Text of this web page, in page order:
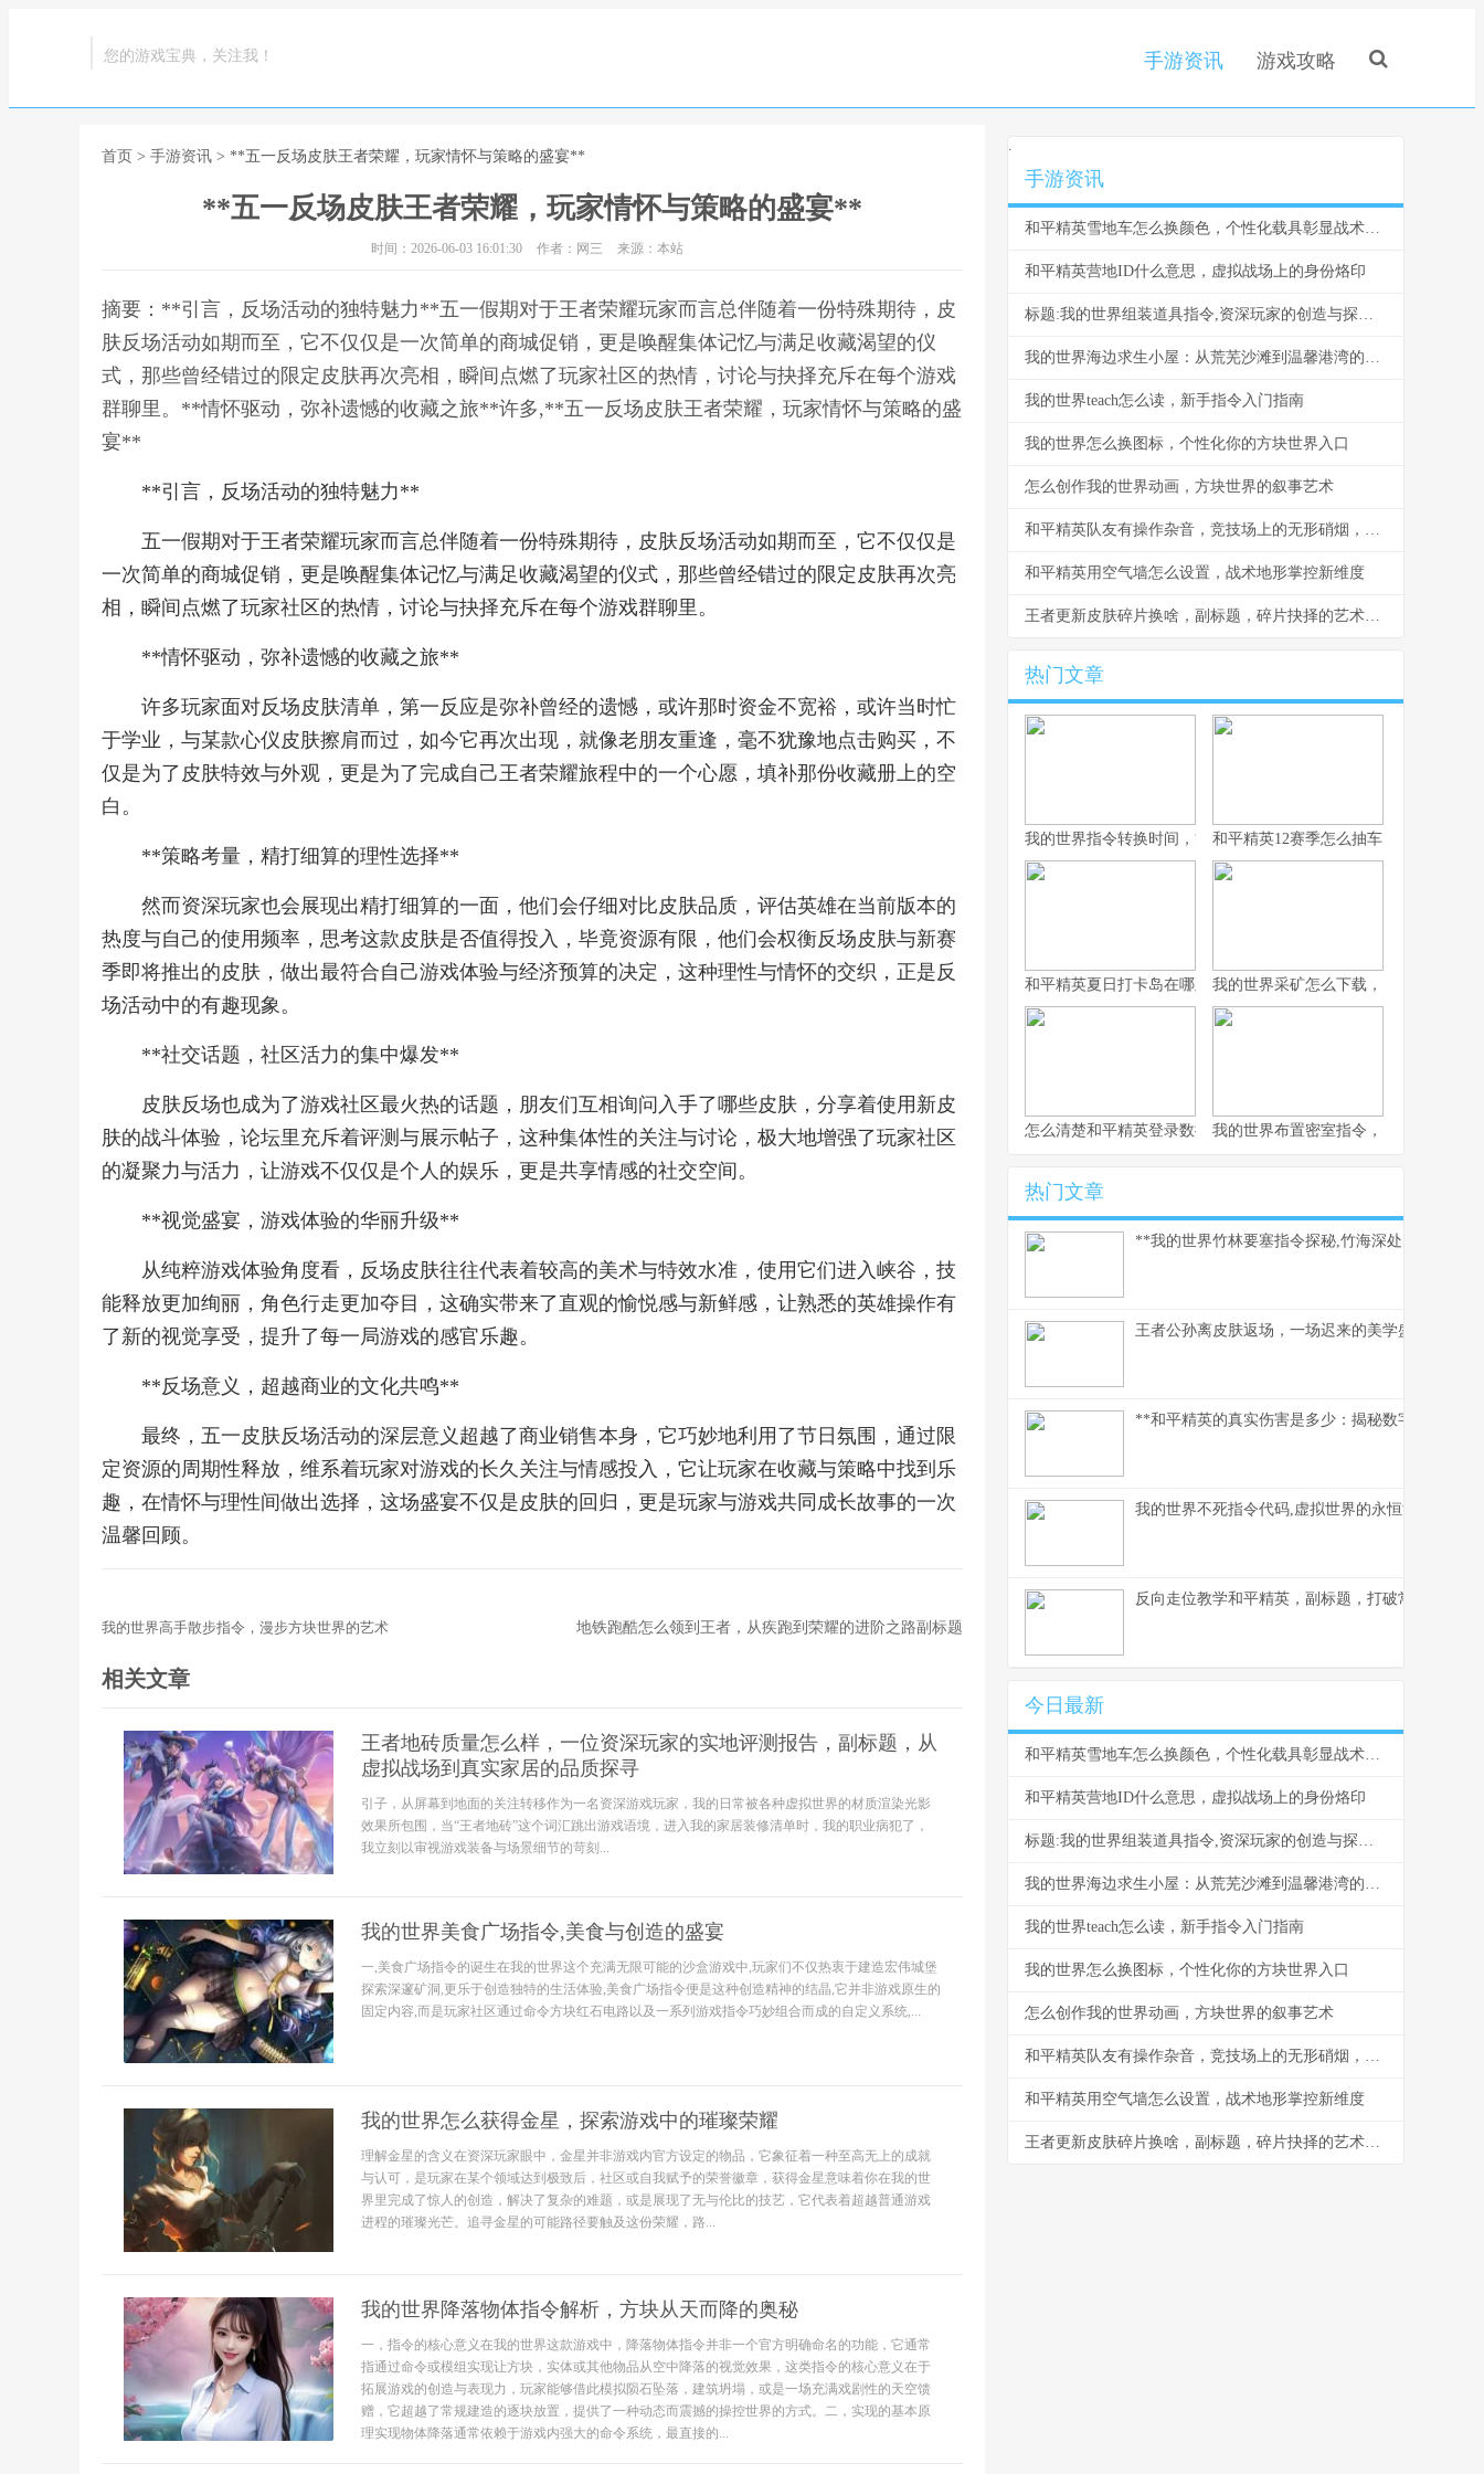
您的游戏宝典，关注我！ 手游资讯 游戏攻略
首页 > 手游资讯 > **五一反场皮肤王者荣耀，玩家情怀与策略的盛宴**
**五一反场皮肤王者荣耀，玩家情怀与策略的盛宴**
时间：2026-06-03 16:01:30 作者：网三 来源：本站
摘要：**引言，反场活动的独特魅力**五一假期对于王者荣耀玩家而言总伴随着一份特殊期待，皮
肤反场活动如期而至，它不仅仅是一次简单的商城促销，更是唤醒集体记忆与满足收藏渴望的仪
式，那些曾经错过的限定皮肤再次亮相，瞬间点燃了玩家社区的热情，讨论与抉择充斥在每个游戏
群聊里。**情怀驱动，弥补遗憾的收藏之旅**许多,**五一反场皮肤王者荣耀，玩家情怀与策略的盛
宴**
**引言，反场活动的独特魅力**
五一假期对于王者荣耀玩家而言总伴随着一份特殊期待，皮肤反场活动如期而至，它不仅仅是
一次简单的商城促销，更是唤醒集体记忆与满足收藏渴望的仪式，那些曾经错过的限定皮肤再次亮
相，瞬间点燃了玩家社区的热情，讨论与抉择充斥在每个游戏群聊里。
**情怀驱动，弥补遗憾的收藏之旅**
许多玩家面对反场皮肤清单，第一反应是弥补曾经的遗憾，或许那时资金不宽裕，或许当时忙
于学业，与某款心仪皮肤擦肩而过，如今它再次出现，就像老朋友重逢，毫不犹豫地点击购买，不
仅是为了皮肤特效与外观，更是为了完成自己王者荣耀旅程中的一个心愿，填补那份收藏册上的空
白。
**策略考量，精打细算的理性选择**
然而资深玩家也会展现出精打细算的一面，他们会仔细对比皮肤品质，评估英雄在当前版本的
热度与自己的使用频率，思考这款皮肤是否值得投入，毕竟资源有限，他们会权衡反场皮肤与新赛
季即将推出的皮肤，做出最符合自己游戏体验与经济预算的决定，这种理性与情怀的交织，正是反
场活动中的有趣现象。
**社交话题，社区活力的集中爆发**
皮肤反场也成为了游戏社区最火热的话题，朋友们互相询问入手了哪些皮肤，分享着使用新皮
肤的战斗体验，论坛里充斥着评测与展示帖子，这种集体性的关注与讨论，极大地增强了玩家社区
的凝聚力与活力，让游戏不仅仅是个人的娱乐，更是共享情感的社交空间。
**视觉盛宴，游戏体验的华丽升级**
从纯粹游戏体验角度看，反场皮肤往往代表着较高的美术与特效水准，使用它们进入峡谷，技
能释放更加绚丽，角色行走更加夺目，这确实带来了直观的愉悦感与新鲜感，让熟悉的英雄操作有
了新的视觉享受，提升了每一局游戏的感官乐趣。
**反场意义，超越商业的文化共鸣**
最终，五一皮肤反场活动的深层意义超越了商业销售本身，它巧妙地利用了节日氛围，通过限
定资源的周期性释放，维系着玩家对游戏的长久关注与情感投入，它让玩家在收藏与策略中找到乐
趣，在情怀与理性间做出选择，这场盛宴不仅是皮肤的回归，更是玩家与游戏共同成长故事的一次
温馨回顾。
我的世界高手散步指令，漫步方块世界的艺术 地铁跑酷怎么领到王者，从疾跑到荣耀的进阶之路副标题
相关文章
王者地砖质量怎么样，一位资深玩家的实地评测报告，副标题，从
虚拟战场到真实家居的品质探寻
引子，从屏幕到地面的关注转移作为一名资深游戏玩家，我的日常被各种虚拟世界的材质渲染光影
效果所包围，当“王者地砖”这个词汇跳出游戏语境，进入我的家居装修清单时，我的职业病犯了，
我立刻以审视游戏装备与场景细节的苛刻...
我的世界美食广场指令,美食与创造的盛宴
一,美食广场指令的诞生在我的世界这个充满无限可能的沙盒游戏中,玩家们不仅热衷于建造宏伟城堡
探索深邃矿洞,更乐于创造独特的生活体验,美食广场指令便是这种创造精神的结晶,它并非游戏原生的
固定内容,而是玩家社区通过命令方块红石电路以及一系列游戏指令巧妙组合而成的自定义系统,...
我的世界怎么获得金星，探索游戏中的璀璨荣耀
理解金星的含义在资深玩家眼中，金星并非游戏内官方设定的物品，它象征着一种至高无上的成就
与认可，是玩家在某个领域达到极致后，社区或自我赋予的荣誉徽章，获得金星意味着你在我的世
界里完成了惊人的创造，解决了复杂的难题，或是展现了无与伦比的技艺，它代表着超越普通游戏
进程的璀璨光芒。追寻金星的可能路径要触及这份荣耀，路...
我的世界降落物体指令解析，方块从天而降的奥秘
一，指令的核心意义在我的世界这款游戏中，降落物体指令并非一个官方明确命名的功能，它通常
指通过命令或模组实现让方块，实体或其他物品从空中降落的视觉效果，这类指令的核心意义在于
拓展游戏的创造与表现力，玩家能够借此模拟陨石坠落，建筑坍塌，或是一场充满戏剧性的天空馈
赠，它超越了常规建造的逐块放置，提供了一种动态而震撼的操控世界的方式。二，实现的基本原
理实现物体降落通常依赖于游戏内强大的命令系统，最直接的...
.
手游资讯
和平精英雪地车怎么换颜色，个性化载具彰显战术风采，副标题，雪原驰骋的色彩奥秘与实战价值
和平精英营地ID什么意思，虚拟战场上的身份烙印
标题:我的世界组装道具指令,资深玩家的创造与探索指南
我的世界海边求生小屋：从荒芜沙滩到温馨港湾的建造指南
我的世界teach怎么读，新手指令入门指南
我的世界怎么换图标，个性化你的方块世界入口
怎么创作我的世界动画，方块世界的叙事艺术
和平精英队友有操作杂音，竞技场上的无形硝烟，副标题，听音辨位之外的生存考验
和平精英用空气墙怎么设置，战术地形掌控新维度
王者更新皮肤碎片换啥，副标题，碎片抉择的艺术与智慧
热门文章
我的世界指令转换时间，方块宇宙的时光之匙和平精英12赛季怎么抽车，资深玩家的
和平精英夏日打卡岛在哪里：探寻虚拟海滨的坐标与意义
我的世界采矿怎么下载，资深玩家的完
怎么清楚和平精英登录数据，玩家数据管理指南
我的世界布置密室指令，密室逃脱的指
热门文章
**我的世界竹林要塞指令探秘,竹海深处的代码奇
王者公孙离皮肤返场，一场迟来的美学盛宴
**和平精英的真实伤害是多少：揭秘数字背后的战
我的世界不死指令代码,虚拟世界的永恒法则副标题
反向走位教学和平精英，副标题，打破常规的生存
今日最新
和平精英雪地车怎么换颜色，个性化载具彰显战术风采，副标题，雪原驰骋的色彩奥秘与实战价值
和平精英营地ID什么意思，虚拟战场上的身份烙印
标题:我的世界组装道具指令,资深玩家的创造与探索指南
我的世界海边求生小屋：从荒芜沙滩到温馨港湾的建造指南
我的世界teach怎么读，新手指令入门指南
我的世界怎么换图标，个性化你的方块世界入口
怎么创作我的世界动画，方块世界的叙事艺术
和平精英队友有操作杂音，竞技场上的无形硝烟，副标题，听音辨位之外的生存考验
和平精英用空气墙怎么设置，战术地形掌控新维度
王者更新皮肤碎片换啥，副标题，碎片抉择的艺术与智慧